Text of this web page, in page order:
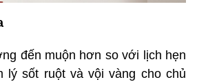
đến muộn hơn so với lịch hẹn
lý sốt ruột và vội vàng cho chủ